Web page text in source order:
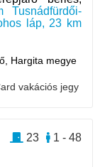
láp, 23 km
Hargita megye
vakációs jegy
1 - 48
23